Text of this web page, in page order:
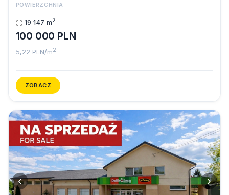
POWIERZCHNIA
19 147 m2
100 000 PLN
5,22 PLN/m2
ZOBACZ
‹ ›